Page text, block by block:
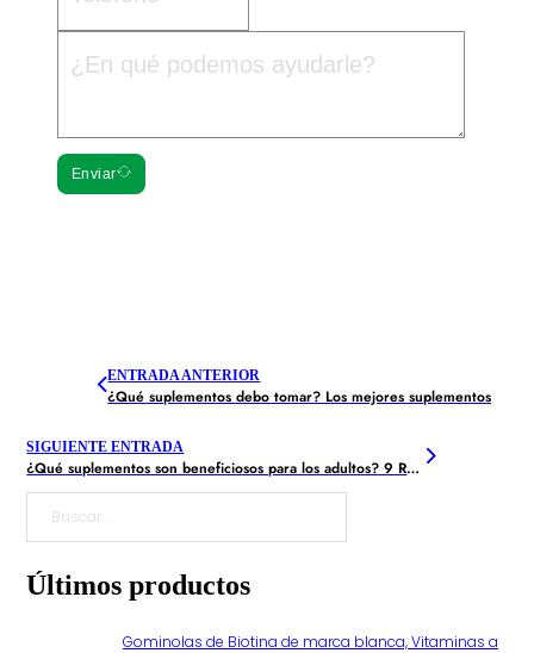
Enviar
ENTRADA ANTERIOR
¿Qué suplementos debo tomar? Los mejores suplementos
SIGUIENTE ENTRADA
¿Qué suplementos son beneficiosos para los adultos? 9 Recomendados
Buscar
Últimos productos
Gominolas de Biotina de marca blanca, Vitaminas a